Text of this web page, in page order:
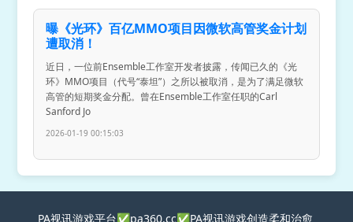
曝《光环》百亿MMO项目因微软高管奖金计划
遭取消！
近日，一位前Ensemble工作室开发者披露，传闻已久的《光
环》MMO项目（代号“泰坦”）之所以被取消，是为了满足微软
高管的短期奖金分配。曾在Ensemble工作室任职的Carl
Sanford Jo
2026-01-19 00:15:03
PA视讯游戏平台✅pa360.cc✅PA视讯游戏创造柔和治愈